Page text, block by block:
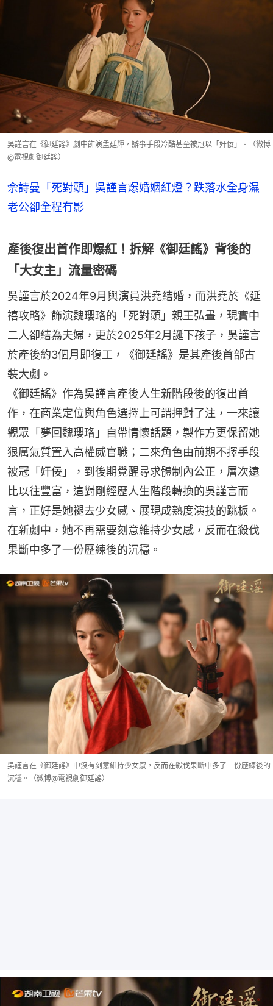
吳謹言在《御廷謠》劇中飾演孟廷輝，辦事手段冷酷甚至被冠以「奸佞」。（微博
@電視劇御廷謠）
佘詩曼「死對頭」吳謹言爆婚姻紅燈？跌落水全身濕
老公卻全程冇影
產後復出首作即爆紅！拆解《御廷謠》背後的
「大女主」流量密碼
吳謹言於2024年9月與演員洪堯結婚，而洪堯於《延
禧攻略》飾演魏瓔珞的「死對頭」親王弘晝，現實中
二人卻結為夫婦，更於2025年2月誕下孩子，吳謹言
於產後約3個月即復工，《御廷謠》是其產後首部古
裝大劇。
《御廷謠》作為吳謹言產後人生新階段後的復出首
作，在商業定位與角色選擇上可謂押對了注，一來讓
觀眾「夢回魏瓔珞」自帶情懷話題，製作方更保留她
狠厲氣質置入高權威官職；二來角色由前期不擇手段
被冠「奸佞」，到後期覺醒尋求體制內公正，層次遠
比以往豐富，這對剛經歷人生階段轉換的吳謹言而
言，正好是她褪去少女感、展現成熟度演技的跳板。
在新劇中，她不再需要刻意維持少女感，反而在殺伐
果斷中多了一份歷練後的沉穩。
吳謹言在《御廷謠》中沒有刻意維持少女感，反而在殺伐果斷中多了一份歷練後的
沉穩。（微博@電視劇御廷謠）